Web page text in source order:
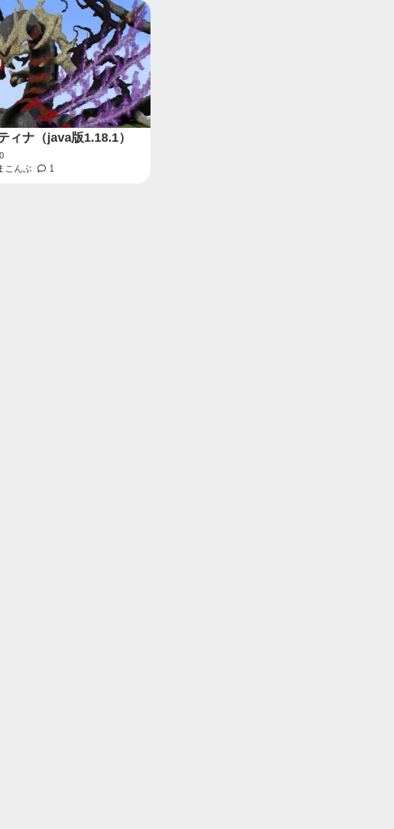
ィナ（java版1.18.1）
こんぶ 1